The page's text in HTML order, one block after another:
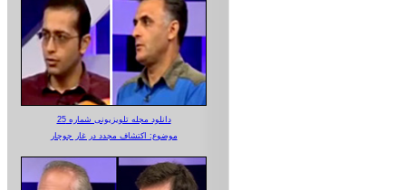
دانلود مجله تلویزیونی شماره 25
موضوع: اکتشاف مجدد در غار جوجار